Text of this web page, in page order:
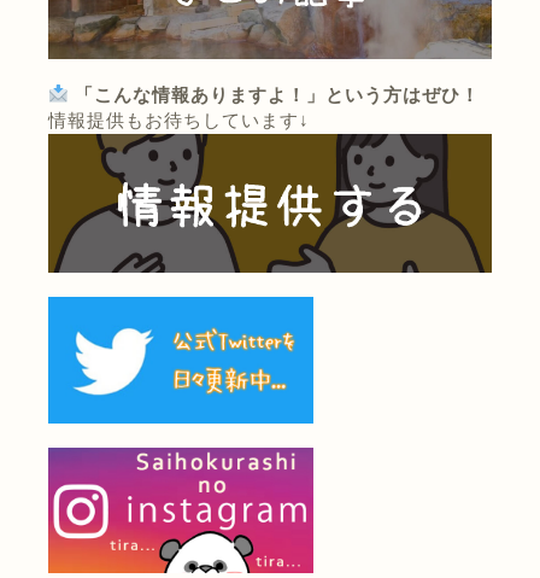
「こんな情報ありますよ！」という方はぜひ！
情報提供もお待ちしています↓